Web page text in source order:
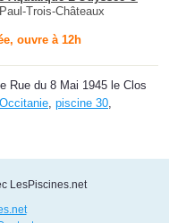
Trois-Châteaux
ouvre à 12h
Rue du 8 Mai 1945 le Clos
piscine 30
LesPiscines.net